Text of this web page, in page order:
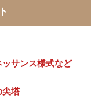
ッサンス様式など
尖塔